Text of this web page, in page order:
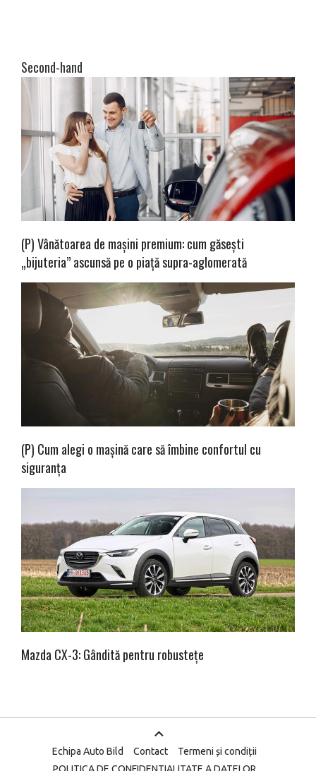
Second-hand
(P) Vânătoarea de mașini premium: cum găsești
„bijuteria” ascunsă pe o piață supra-aglomerată
(P) Cum alegi o mașină care să îmbine confortul cu
siguranța
Mazda CX-3: Gândită pentru robustețe
Echipa Auto Bild Contact
Termeni și condiții